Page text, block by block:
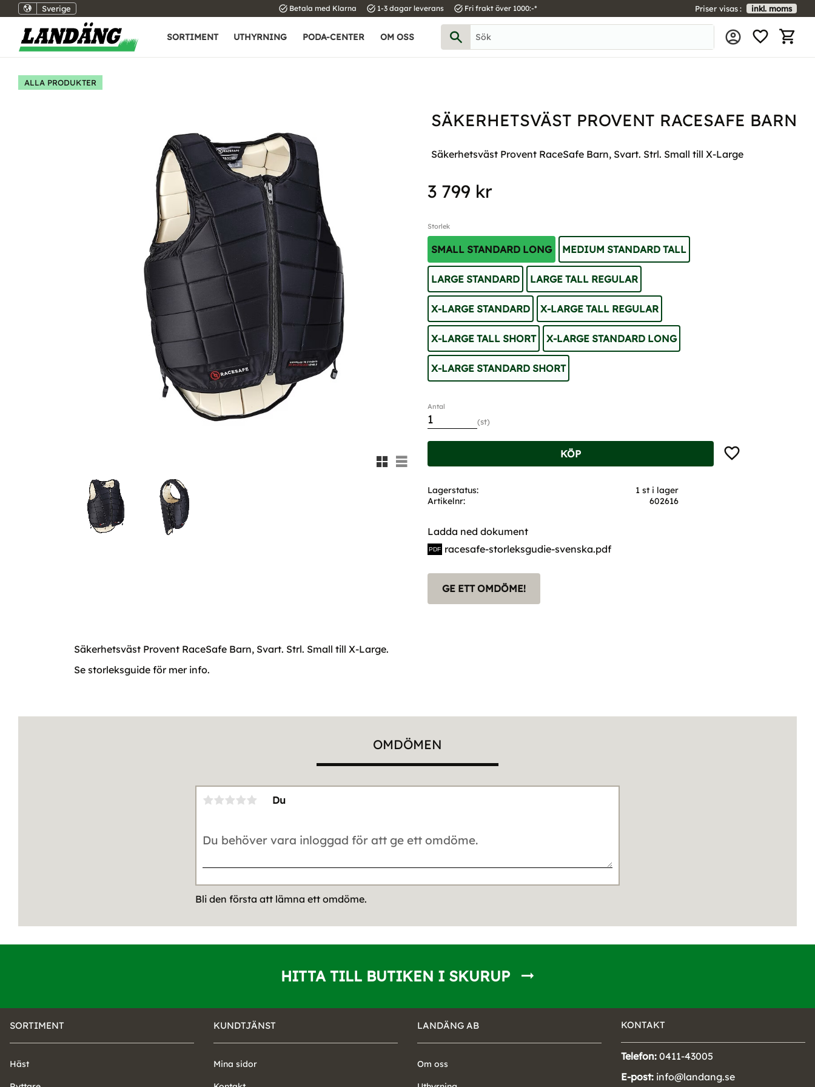
Sverige task_alt Betala med Klarna task_alt 1-3 dagar leverans task_alt Fri frakt över 1000:-* Priser visas inkl. moms
SORTIMENT UTHYRNING PODA-CENTER OM OSS
ALLA PRODUKTER
SÄKERHETSVÄST PROVENT RACESAFE BARN
Säkerhetsväst Provent RaceSafe Barn, Svart. Strl. Small till X-Large
Rutnätsvy
Listvy
3 799 kr
Storlek
SMALL STANDARD LONG MEDIUM STANDARD TALL
LARGE STANDARD LARGE TALL REGULAR
X-LARGE STANDARD X-LARGE TALL REGULAR
X-LARGE TALL SHORT X-LARGE STANDARD LONG
X-LARGE STANDARD SHORT
Antal
st
KÖP Lägg till i favoriter
Lagerstatus
1 st i lager
Artikelnr
602616
Ladda ned dokument
racesafe-storleksgudie-svenska.pdf
GE ETT OMDÖME!
Säkerhetsväst Provent RaceSafe Barn, Svart. Strl. Small till X-Large.
Se storleksguide för mer info.
OMDÖMEN
Du
Bli den första att lämna ett omdöme.
HITTA TILL BUTIKEN I SKURUP
SORTIMENT
Häst
KUNDTJÄNST
Mina sidor
LANDÄNG AB
Om oss
KONTAKT
Telefon: 0411-43005
E-post: info@landang.se